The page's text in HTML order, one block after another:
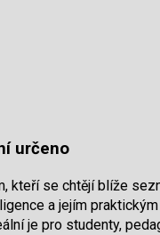
určeno
kteří se chtějí blíže
a jejím
je pro studenty,